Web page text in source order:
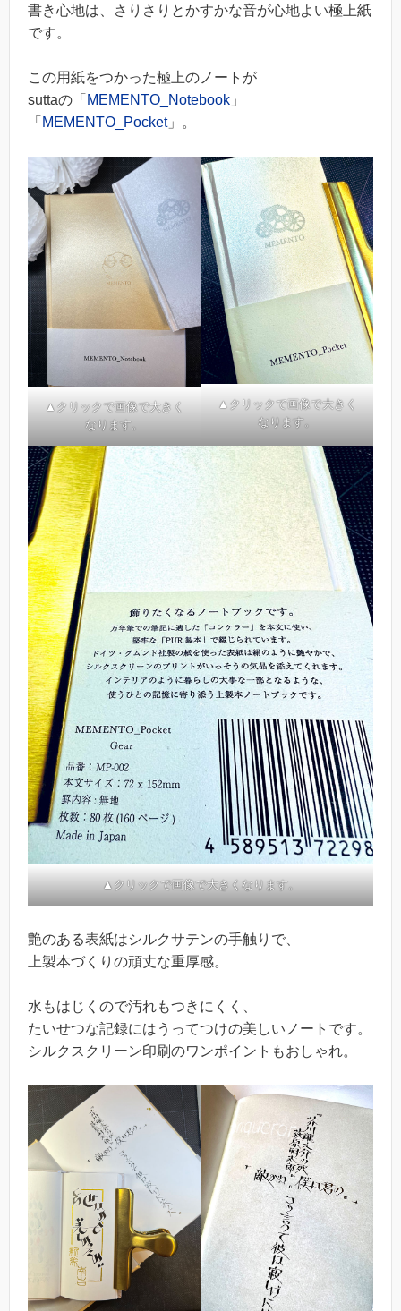
書き心地は、さりさりとかすかな音が心地よい極上紙
です。
この用紙をつかった極上のノートが
suttaの「 MEMENTO_Notebook 」
「 MEMENTO_Pocket」。
▲クリックで画像で大きく
なります。
▲クリックで画像で大きく
なります。
▲クリックで画像で大きくなります。
艶のある表紙はシルクサテンの手触りで、
上製本づくりの頑丈な重厚感。
水もはじくので汚れもつきにくく、
たいせつな記録にはうってつけの美しいノートです。
シルクスクリーン印刷のワンポイントもおしゃれ。